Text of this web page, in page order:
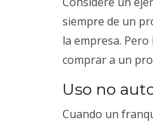
siempre de un
la empresa.
comprar a un
Uso no
Cuando un